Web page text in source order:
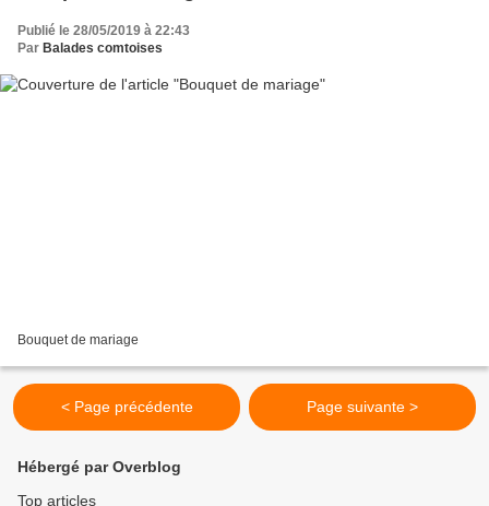
Publié le 28/05/2019 à 22:43
Par Balades comtoises
Bouquet de mariage
< Page précédente Page suivante >
Hébergé par Overblog
Top articles